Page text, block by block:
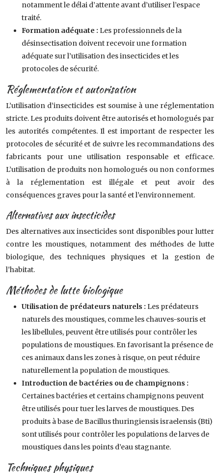
notamment le délai d’attente avant d’utiliser l’espace
traité.
Formation adéquate : Les professionnels de la
désinsectisation doivent recevoir une formation
adéquate sur l’utilisation des insecticides et les
protocoles de sécurité.
Réglementation et autorisation
L’utilisation d’insecticides est soumise à une réglementation
stricte. Les produits doivent être autorisés et homologués par
les autorités compétentes. Il est important de respecter les
protocoles de sécurité et de suivre les recommandations des
fabricants pour une utilisation responsable et efficace.
L’utilisation de produits non homologués ou non conformes
à la réglementation est illégale et peut avoir des
conséquences graves pour la santé et l’environnement.
Alternatives aux insecticides
Des alternatives aux insecticides sont disponibles pour lutter
contre les moustiques, notamment des méthodes de lutte
biologique, des techniques physiques et la gestion de
l’habitat.
Méthodes de lutte biologique
Utilisation de prédateurs naturels : Les prédateurs
naturels des moustiques, comme les chauves-souris et
les libellules, peuvent être utilisés pour contrôler les
populations de moustiques. En favorisant la présence de
ces animaux dans les zones à risque, on peut réduire
naturellement la population de moustiques.
Introduction de bactéries ou de champignons :
Certaines bactéries et certains champignons peuvent
être utilisés pour tuer les larves de moustiques. Des
produits à base de Bacillus thuringiensis israelensis (Bti)
sont utilisés pour contrôler les populations de larves de
moustiques dans les points d’eau stagnante.
Techniques physiques